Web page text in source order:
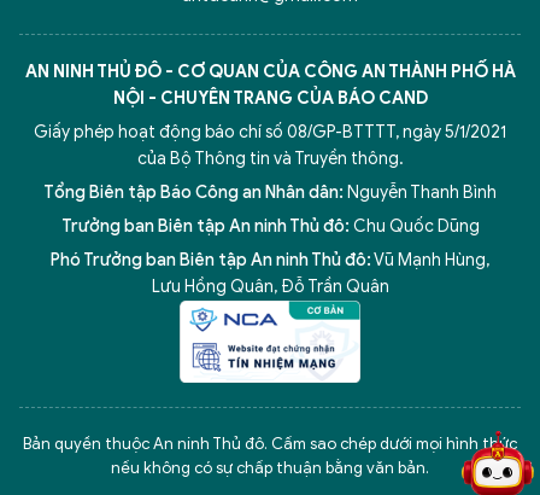
AN NINH THỦ ĐÔ - CƠ QUAN CỦA CÔNG AN THÀNH PHỐ HÀ
NỘI - CHUYÊN TRANG CỦA BÁO CAND
Giấy phép hoạt động báo chí số 08/GP-BTTTT, ngày 5/1/2021
của Bộ Thông tin và Truyền thông.
Tổng Biên tập Báo Công an Nhân dân: Nguyễn Thanh Bình
Trưởng ban Biên tập An ninh Thủ đô: Chu Quốc Dũng
Phó Trưởng ban Biên tập An ninh Thủ đô:Vũ Mạnh Hùng,
Lưu Hồng Quân, Đỗ Trần Quân
Bản quyền thuộc An ninh Thủ đô. Cấm sao chép dưới mọi hình thức
nếu không có sự chấp thuận bằng văn bản.
5 điểm nghẽn của Hà Nội giải pháp xử lý điểm nghẽn của